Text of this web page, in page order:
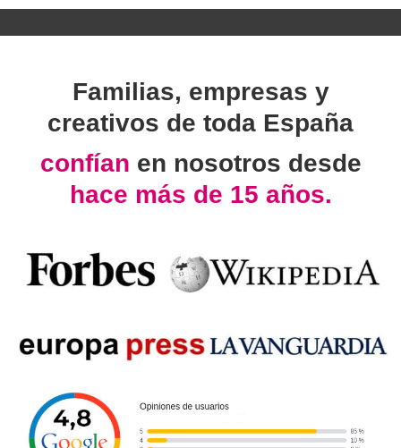
Familias, empresas y
creativos de toda España
confían en nosotros desde
hace más de 15 años.